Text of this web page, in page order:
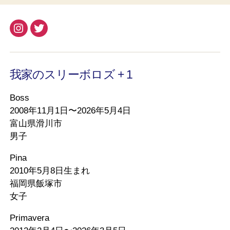
Instagram
Twitter
我家のスリーボロズ + 1
Boss
2008年11月1日〜2026年5月4日
富山県滑川市
男子
Pina
2010年5月8日生まれ
福岡県飯塚市
女子
Primavera